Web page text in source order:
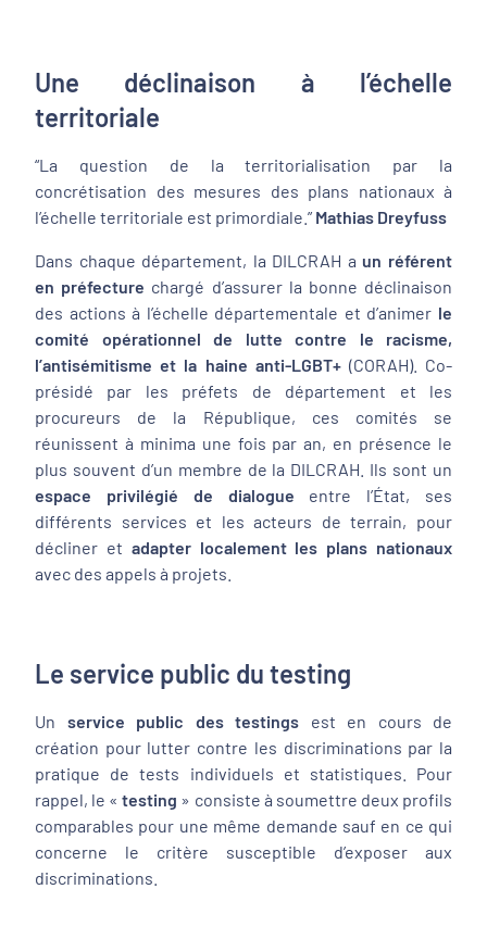
Une déclinaison à l’échelle
territoriale
“La question de la territorialisation par la
concrétisation des mesures des plans nationaux à
l’échelle territoriale est primordiale.” Mathias Dreyfuss
Dans chaque département, la DILCRAH a un référent
en préfecture chargé d’assurer la bonne déclinaison
des actions à l’échelle départementale et d’animer le
comité opérationnel de lutte contre le racisme,
l’antisémitisme et la haine anti-LGBT+(CORAH). Co-
présidé par les préfets de département et les
procureurs de la République, ces comités se
réunissent à minima une fois par an, en présence le
plus souvent d’un membre de la DILCRAH. Ils sont un
espace privilégié de dialogue entre l’État, ses
différents services et les acteurs de terrain, pour
décliner et adapter localement les plans nationaux
avec des appels à projets.
Le service public du testing
Un service public des testings est en cours de
création pour lutter contre les discriminations par la
pratique de tests individuels et statistiques. Pour
rappel, le «testing » consiste à soumettre deux profils
comparables pour une même demande sauf en ce qui
concerne le critère susceptible d’exposer aux
discriminations.